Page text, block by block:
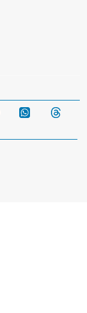
Telegram WhatsApp